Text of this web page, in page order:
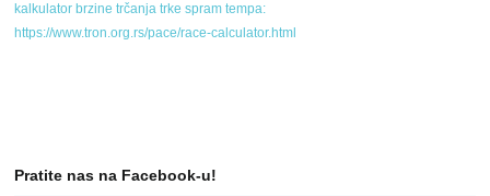
kalkulator brzine trčanja trke spram tempa:
https://www.tron.org.rs/pace/race-calculator.html
Pratite nas na Facebook-u!